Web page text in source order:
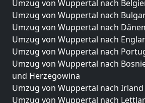
Umzug von Wuppertal nach
Umzug von Wuppertal nach
Umzug von Wuppertal nach
Umzug von Wuppertal nach
Umzug von Wuppertal nach
Umzug von Wuppertal nach
und Herzegowina
Umzug von Wuppertal nach Irland
Umzug von Wuppertal nach